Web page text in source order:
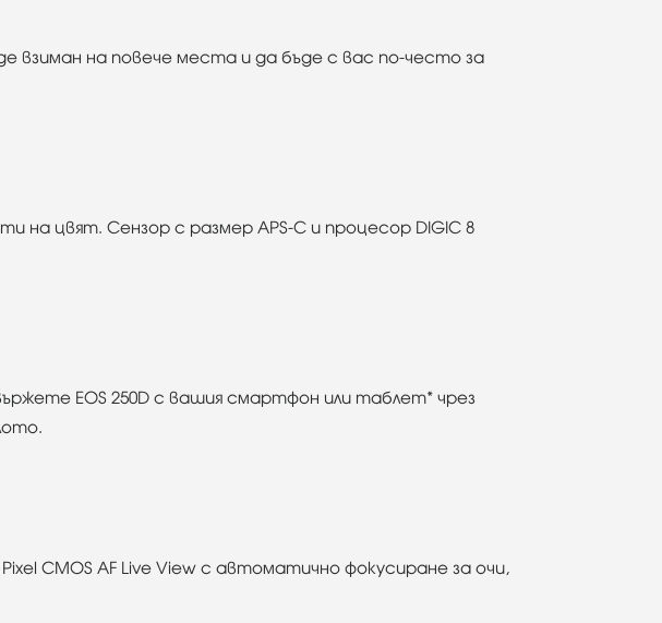
взиман на повече места и да бъде с вас по-често за
на цвят. Сензор с размер APS-C и процесор DIGIC 8
EOS 250D с вашия смартфон или таблет* чрез
CMOS AF Live View с автоматично фокусиране за очи,